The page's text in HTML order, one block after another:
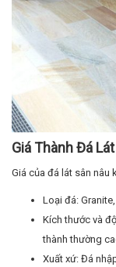
Giá Thành Đá
Giá của đá lát sân nâu
Loại đá:
Kích thước và
thành thường
Xuất xứ: Đá